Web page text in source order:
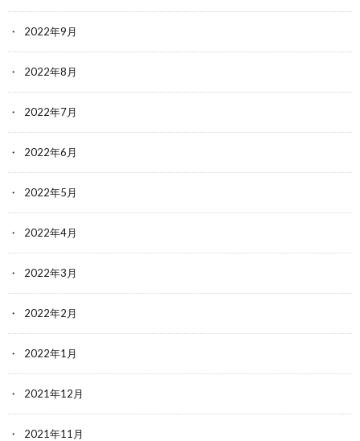
2022年9月
2022年8月
2022年7月
2022年6月
2022年5月
2022年4月
2022年3月
2022年2月
2022年1月
2021年12月
2021年11月